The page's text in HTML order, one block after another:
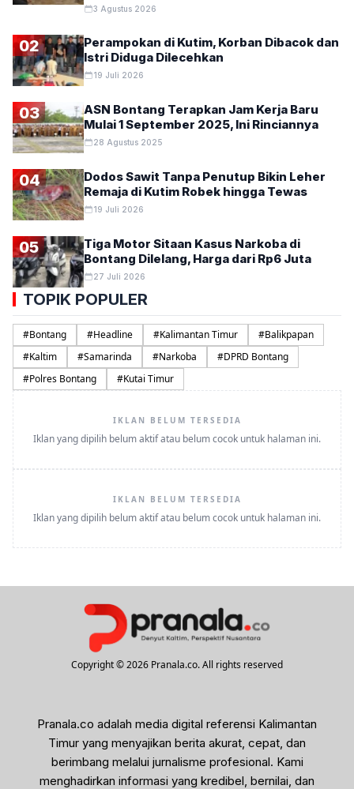
3 Agustus 2026
02
Perampokan di Kutim, Korban Dibacok dan
Istri Diduga Dilecehkan
19 Juli 2026
03
ASN Bontang Terapkan Jam Kerja Baru
Mulai 1 September 2025, Ini Rinciannya
28 Agustus 2025
04
Dodos Sawit Tanpa Penutup Bikin Leher
Remaja di Kutim Robek hingga Tewas
19 Juli 2026
05
Tiga Motor Sitaan Kasus Narkoba di
Bontang Dilelang, Harga dari Rp6 Juta
27 Juli 2026
TOPIK POPULER
#Bontang #Headline #Kalimantan Timur #Balikpapan
#Kaltim #Samarinda #Narkoba #DPRD Bontang
#Polres Bontang #Kutai Timur
IKLAN BELUM TERSEDIA
Iklan yang dipilih belum aktif atau belum cocok untuk halaman ini.
IKLAN BELUM TERSEDIA
Iklan yang dipilih belum aktif atau belum cocok untuk halaman ini.
Copyright © 2026 Pranala.co. All rights reserved
Pranala.co adalah media digital referensi Kalimantan
Timur yang menyajikan berita akurat, cepat, dan
berimbang melalui jurnalisme profesional. Kami
menghadirkan informasi yang kredibel, bernilai, dan